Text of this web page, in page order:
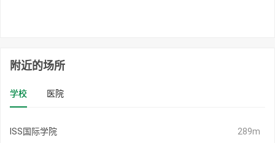
附近的场所
学校 医院
ISS国际学院 289m